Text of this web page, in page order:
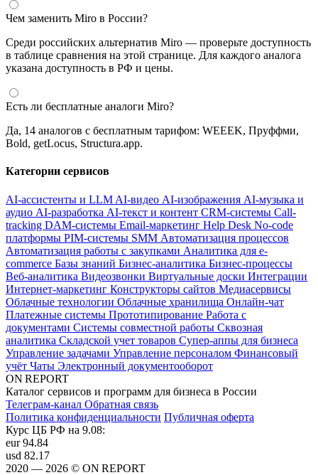
Чем заменить Miro в России?
Среди российских альтернатив Miro — проверьте доступность
в таблице сравнения на этой странице. Для каждого аналога
указана доступность в РФ и цены.
Есть ли бесплатные аналоги Miro?
Да, 14 аналогов с бесплатным тарифом: WEEEK, Пруффми,
Bold, getLocus, Structura.app.
Категории сервисов
AI-ассистенты и LLM AI-видео AI-изображения AI-музыка и
аудио AI-разработка AI-текст и контент CRM-системы Call-
tracking DAM-системы Email-маркетинг Help Desk No-code
платформы PIM-системы SMM Автоматизация процессов
Автоматизация работы с закупками Аналитика для e-
commerce Базы знаний Бизнес-аналитика Бизнес-процессы
Веб-аналитика Видеозвонки Виртуальные доски Интеграции
Интернет-маркетинг Конструкторы сайтов Медиасервисы
Облачные технологии Облачные хранилища Онлайн-чат
Платежные системы Прототипирование Работа с
документами Системы совместной работы Сквозная
аналитика Складской учет товаров Супер-аппы для бизнеса
Управление задачами Управление персоналом Финансовый
учёт Чаты Электронный документооборот
ON REPORT
Каталог сервисов и программ для бизнеса в России
Телеграм-канал Обратная связь
Политика конфиденциальности Публичная оферта
Курс ЦБ РФ на 9.08:
eur94.84
usd 82.17
2020 — 2026 © ON REPORT